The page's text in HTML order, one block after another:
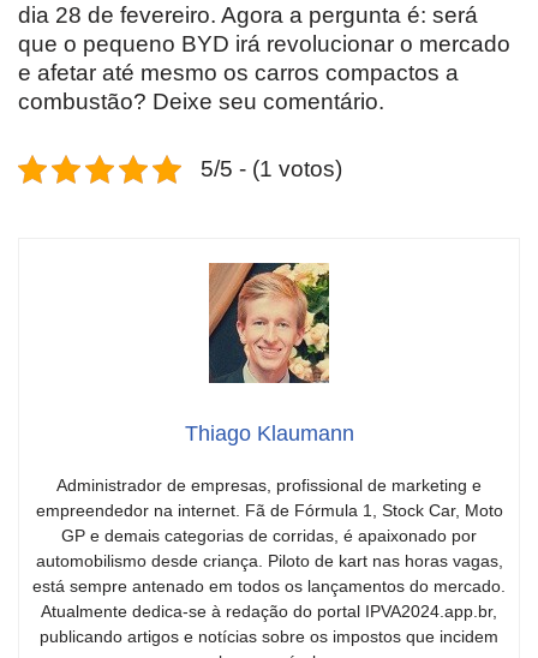
dia 28 de fevereiro. Agora a pergunta é: será
que o pequeno BYD irá revolucionar o mercado
e afetar até mesmo os carros compactos a
combustão? Deixe seu comentário.
5/5 - (1 votos)
Thiago Klaumann
Administrador de empresas, profissional de marketing e
empreendedor na internet. Fã de Fórmula 1, Stock Car, Moto
GP e demais categorias de corridas, é apaixonado por
automobilismo desde criança. Piloto de kart nas horas vagas,
está sempre antenado em todos os lançamentos do mercado.
Atualmente dedica-se à redação do portal IPVA2024.app.br,
publicando artigos e notícias sobre os impostos que incidem